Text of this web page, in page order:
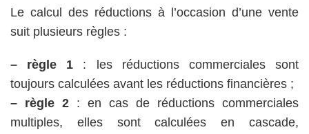
Le calcul des réductions à l’occasion d’une vente
suit plusieurs règles :
– règle 1 : les réductions commerciales sont
toujours calculées avant les réductions financières ;
– règle 2 : en cas de réductions commerciales
multiples, elles sont calculées en cascade,